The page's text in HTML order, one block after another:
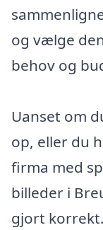
og vælge
behov og
Uanset om
op, eller du
firma med
billeder i
gjort